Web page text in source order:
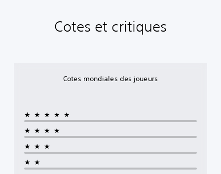
Cotes et critiques
Cotes mondiales des joueurs
★★★★★
★★★★
★★★
★★